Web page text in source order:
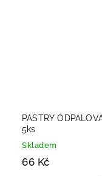
PASTRY
5ks
Skladem
66 Kč